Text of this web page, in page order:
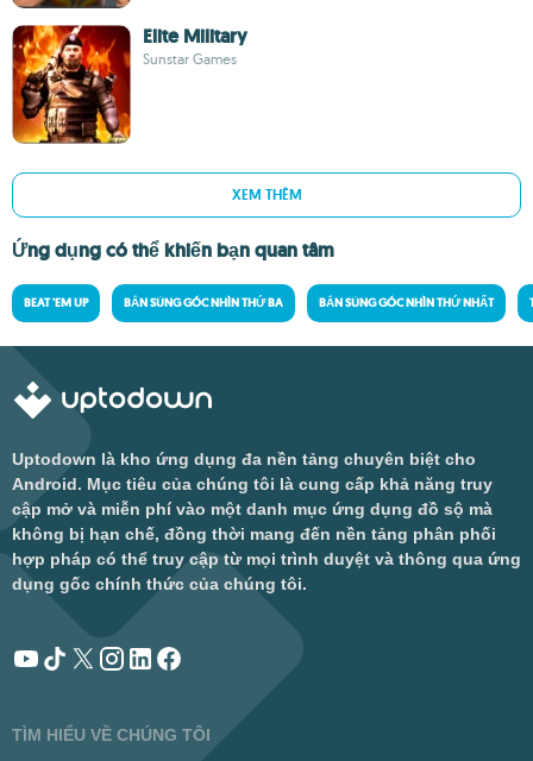
Elite Military
Sunstar Games
XEM THÊM
Ứng dụng có thể khiến bạn quan tâm
BEAT 'EM UP BẮN SÚNG GÓC NHÌN THỨ BA BẮN SÚNG GÓC NHÌN THỨ NHẤT
Uptodown là kho ứng dụng đa nền tảng chuyên biệt cho
Android. Mục tiêu của chúng tôi là cung cấp khả năng truy
cập mở và miễn phí vào một danh mục ứng dụng đồ sộ mà
không bị hạn chế, đồng thời mang đến nền tảng phân phối
hợp pháp có thể truy cập từ mọi trình duyệt và thông qua ứng
dụng gốc chính thức của chúng tôi.
TÌM HIỂU VỀ CHÚNG TÔI